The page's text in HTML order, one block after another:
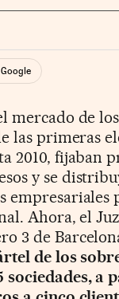
Twitter
Redes Sociales
mercado de
las primeras
2010, fijaban
y se
empresariales
Ahora, el
3 de
de los
a